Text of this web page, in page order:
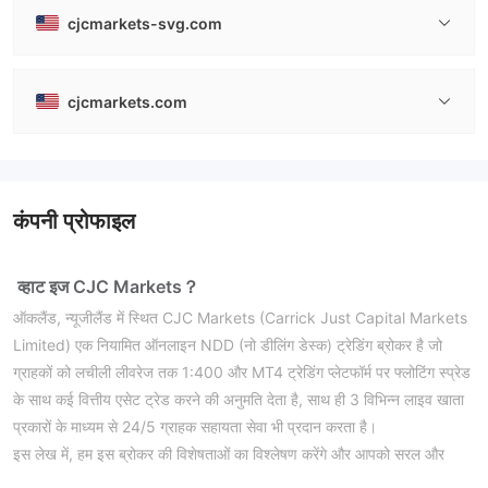
cjcmarkets-svg.com
cjcmarkets.com
कंपनी प्रोफाइल
व्हाट इज CJC Markets？
ऑकलैंड, न्यूजीलैंड में स्थित CJC Markets (Carrick Just Capital Markets
Limited) एक नियामित ऑनलाइन NDD (नो डीलिंग डेस्क) ट्रेडिंग ब्रोकर है जो
ग्राहकों को लचीली लीवरेज तक 1:400 और MT4 ट्रेडिंग प्लेटफॉर्म पर फ्लोटिंग स्प्रेड
के साथ कई वित्तीय एसेट ट्रेड करने की अनुमति देता है, साथ ही 3 विभिन्न लाइव खाता
प्रकारों के माध्यम से 24/5 ग्राहक सहायता सेवा भी प्रदान करता है।
इस लेख में, हम इस ब्रोकर की विशेषताओं का विश्लेषण करेंगे और आपको सरल और